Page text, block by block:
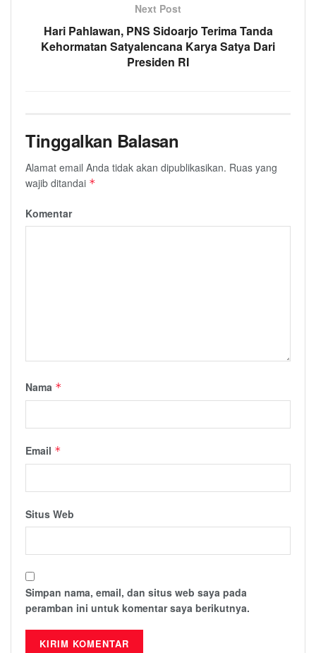
Next Post
Hari Pahlawan, PNS Sidoarjo Terima Tanda
Kehormatan Satyalencana Karya Satya Dari
Presiden RI
Tinggalkan Balasan
Alamat email Anda tidak akan dipublikasikan. Ruas yang
wajib ditandai *
Komentar
Nama *
Email *
Situs Web
Simpan nama, email, dan situs web saya pada
peramban ini untuk komentar saya berikutnya.